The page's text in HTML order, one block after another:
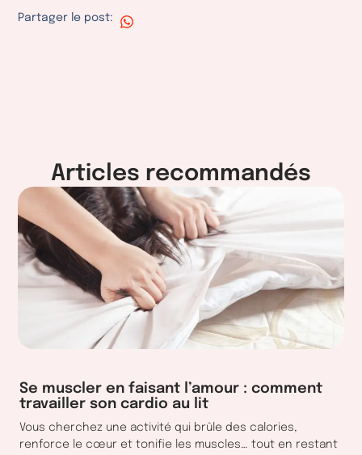
Partager le post:
Articles recommandés
Se muscler en faisant l’amour : comment
travailler son cardio au lit
Vous cherchez une activité qui brûle des calories,
renforce le cœur et tonifie les muscles… tout en restant